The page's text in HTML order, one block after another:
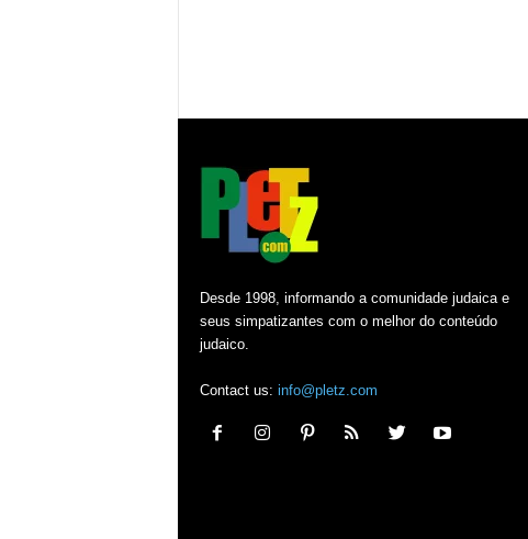
Desde 1998, informando a comunidade judaica e
seus simpatizantes com o melhor do conteúdo
judaico.
Contact us: info@pletz.com